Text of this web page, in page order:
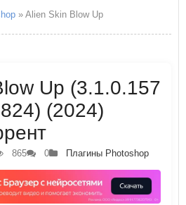
» Alien Skin Blow Up
Up (3.1.0.157
(2024)
865 0 Плагины Photoshop